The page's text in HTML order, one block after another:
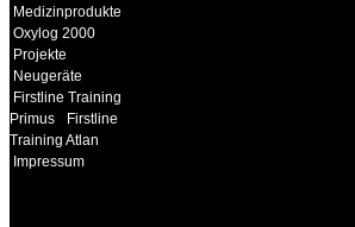
Medizinprodukte
Oxylog 2000
Projekte
Neugeräte
Firstline Training
Primus
Firstline
Training Atlan
Impressum